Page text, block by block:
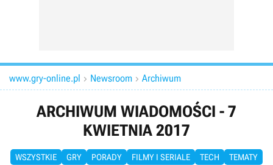
www.gry-online.pl  Newsroom  Archiwum
ARCHIWUM WIADOMOŚCI - 7
KWIETNIA 2017
WSZYSTKIE GRY PORADY FILMY I SERIALE TECH TEMATY